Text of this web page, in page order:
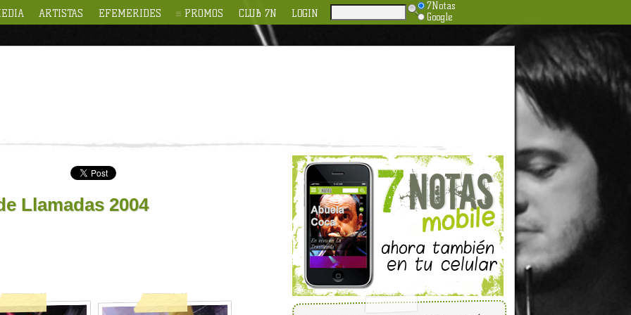
ARTISTAS EFEMERIDES PROMOS CLUB 7N LOGIN
7Notas
Google
Llamadas 2004